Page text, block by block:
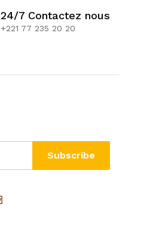
24/7 Contactez nous
+221 77 235 20 20